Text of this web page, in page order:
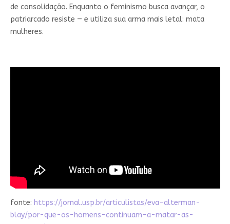
de consolidação. Enquanto o feminismo busca avançar, o
patriarcado resiste — e utiliza sua arma mais letal: mata
mulheres.
fonte: https://jornal.usp.br/articulistas/eva-alterman-
blay/por-que-os-homens-continuam-a-matar-as-